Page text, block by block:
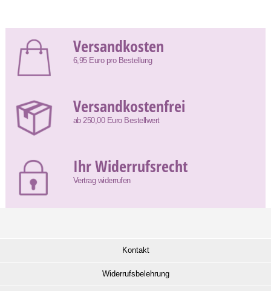
Versandkosten
6,95 Euro pro Bestellung
Versandkostenfrei
ab 250,00 Euro Bestellwert
Ihr Widerrufsrecht
Vertrag widerrufen
Kontakt
Widerrufsbelehrung